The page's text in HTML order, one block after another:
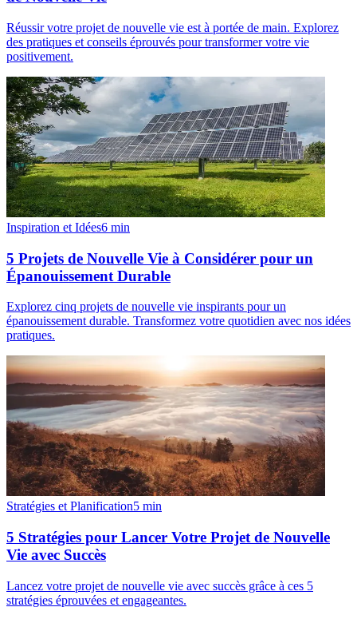
Réussir votre projet de nouvelle vie est à portée de main. Explorez
des pratiques et conseils éprouvés pour transformer votre vie
positivement.
Inspiration et Idées6 min
5 Projets de Nouvelle Vie à Considérer pour un
Épanouissement Durable
Explorez cinq projets de nouvelle vie inspirants pour un
épanouissement durable. Transformez votre quotidien avec nos idées
pratiques.
Stratégies et Planification5 min
5 Stratégies pour Lancer Votre Projet de Nouvelle
Vie avec Succès
Lancez votre projet de nouvelle vie avec succès grâce à ces 5
stratégies éprouvées et engageantes.